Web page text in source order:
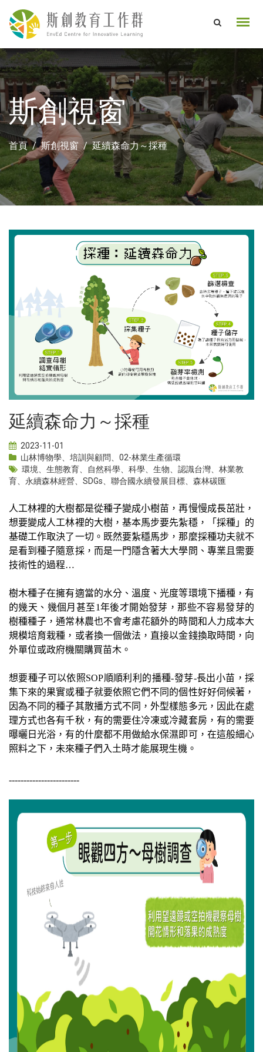
斯創視窗
首頁 斯創視窗 延續森命力～採種
延續森命力～採種
2023-11-01
山林博物學、 培訓與顧問、 02-林業生產循環
環境、 生態教育、 自然科學、 科學、 生物、 認識台灣、 林業教
育、 永續森林經營、 SDGs、 聯合國永續發展目標、 森林碳匯
人工林裡的大樹都是從種子變成小樹苗，再慢慢成長茁壯，
想要變成人工林裡的大樹，基本馬步要先紮穩，「採種」的
基礎工作取決了一切。既然要紮穩馬步，那麼採種功夫就不
是看到種子隨意採，而是一門隱含著大大學問、專業且需要
技術性的過程…
樹木種子在擁有適當的水分、溫度、光度等環境下播種，有
的幾天、幾個月甚至1年後才開始發芽，那些不容易發芽的
樹種種子，通常林農也不會考慮花額外的時間和人力成本大
規模培育栽種，或者換一個做法，直接以金錢換取時間，向
外單位或政府機關購買苗木。
想要種子可以依照SOP順順利利的播種-發芽-長出小苗，採
集下來的果實或種子就要依照它們不同的個性好好伺候著，
因為不同的種子其散播方式不同，外型樣態多元，因此在處
理方式也各有千秋，有的需要住冷凍或冷藏套房，有的需要
曝曬日光浴，有的什麼都不用做給水保濕即可，在這般細心
照料之下，未來種子們入土時才能展現生機。
------------------------